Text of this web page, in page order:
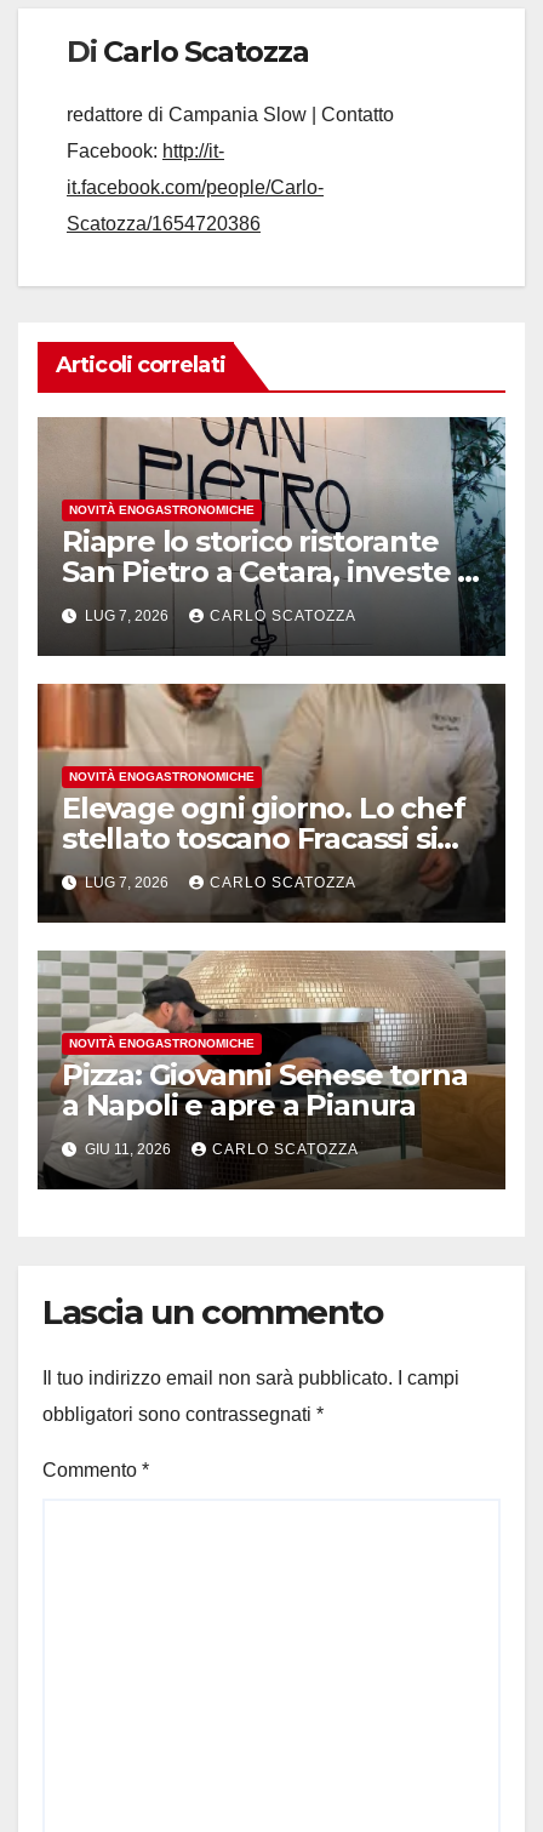
Di Carlo Scatozza
redattore di Campania Slow | Contatto
Facebook: http://it-
it.facebook.com/people/Carlo-
Scatozza/1654720386
Articoli correlati
NOVITÀ ENOGASTRONOMICHE
Riapre lo storico ristorante
San Pietro a Cetara, investe il
gruppo Armatore
LUG 7, 2026 CARLO SCATOZZA
NOVITÀ ENOGASTRONOMICHE
Elevage ogni giorno. Lo chef
stellato toscano Fracassi si
trasferisce a Trentola
Ducenta
LUG 7, 2026 CARLO SCATOZZA
NOVITÀ ENOGASTRONOMICHE
Pizza: Giovanni Senese torna
a Napoli e apre a Pianura
GIU 11, 2026 CARLO SCATOZZA
Lascia un commento
Il tuo indirizzo email non sarà pubblicato.
I campi
obbligatori sono contrassegnati *
Commento *